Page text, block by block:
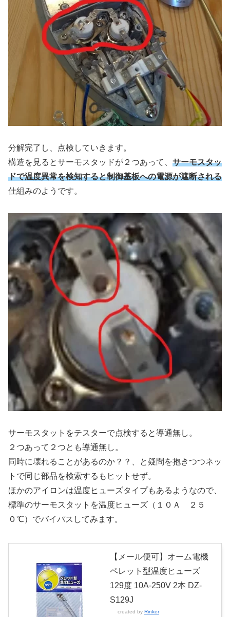
分解完了し、点検していきます。
構造を見るとサーモスタッドが２つあって、 サーモスタッ
ドで温度異常を検知すると制御基板への電源が遮断される
仕組みのようです。
サーモスタットをテスターで点検すると導通無し。
２つあって２つとも導通無し。
同時に壊れることがあるのか？？、と疑問を抱きつつネッ
トで同じ部品を検索するもヒットせず。
ほかのアイロンは温度ヒューズタイプもあるようなので、
標準のサーモスタットを温度ヒューズ（１０Ａ ２５
０℃）でバイパスしてみます。
【メール便可】オーム電機
ペレット型温度ヒューズ
129度 10A-250V 2本 DZ-
S129J
created by Rinker